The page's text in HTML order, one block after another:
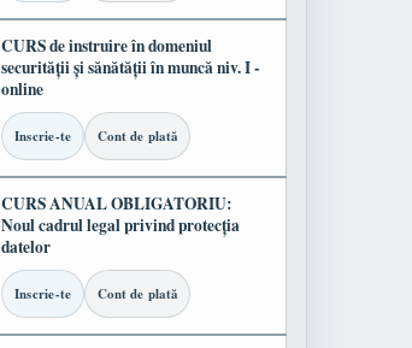
CURS de instruire în domeniul
securității și sănătății în muncă niv. I -
online
Inscrie-te Cont de plată
CURS ANUAL OBLIGATORIU:
Noul cadrul legal privind protecția
datelor
Inscrie-te Cont de plată